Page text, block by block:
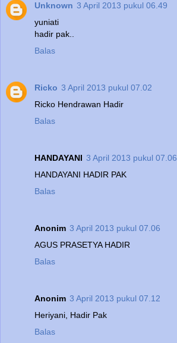
Unknown 3 April 2013 pukul 06.49
yuniati
hadir pak..
Balas
Ricko 3 April 2013 pukul 07.02
Ricko Hendrawan Hadir
Balas
HANDAYANI 3 April 2013 pukul 07.06
HANDAYANI HADIR PAK
Balas
Anonim 3 April 2013 pukul 07.06
AGUS PRASETYA HADIR
Balas
Anonim 3 April 2013 pukul 07.12
Heriyani, Hadir Pak
Balas